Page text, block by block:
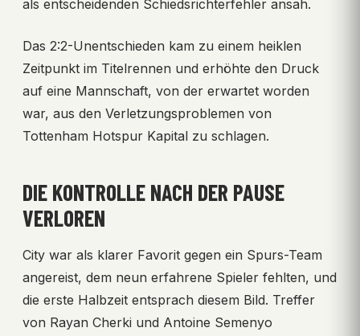
als entscheidenden Schiedsrichterfehler ansah.
Das 2:2-Unentschieden kam zu einem heiklen
Zeitpunkt im Titelrennen und erhöhte den Druck
auf eine Mannschaft, von der erwartet worden
war, aus den Verletzungsproblemen von
Tottenham Hotspur Kapital zu schlagen.
DIE KONTROLLE NACH DER PAUSE
VERLOREN
City war als klarer Favorit gegen ein Spurs-Team
angereist, dem neun erfahrene Spieler fehlten, und
die erste Halbzeit entsprach diesem Bild. Treffer
von Rayan Cherki und Antoine Semenyo